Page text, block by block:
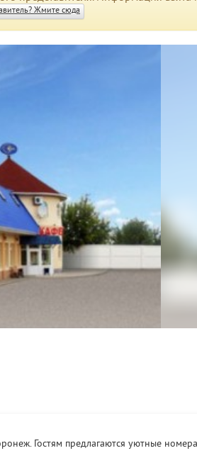
Жмите сюда
Гостям предлагаются уютные